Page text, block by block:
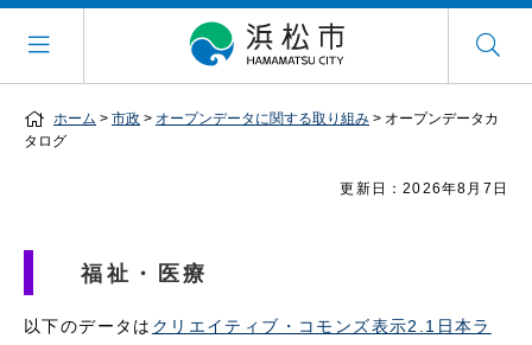
ホーム > 市政 > オープンデータに関する取り組み > オープンデータカ
タログ
更新日：2026年8月7日
福祉・医療
以下のデータは クリエイティブ・コモンズ表示2.1日本ラ